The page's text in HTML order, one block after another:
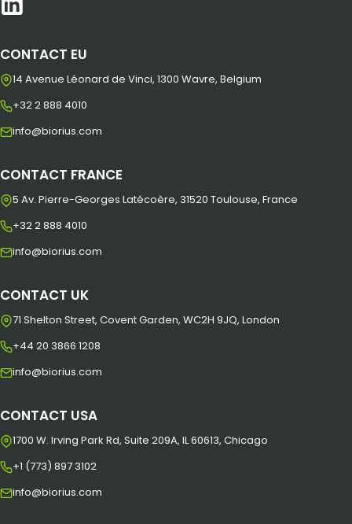
CONTACT EU
14 Avenue Léonard de Vinci, 1300 Wavre, Belgium
+32 2 888 4010
info@biorius.com
CONTACT FRANCE
5 Av. Pierre-Georges Latécoère, 31520 Toulouse, France
+32 2 888 4010
info@biorius.com
CONTACT UK
71 Shelton Street, Covent Garden, WC2H 9JQ, London
+44 20 3866 1208
info@biorius.com
CONTACT USA
1700 W. Irving Park Rd, Suite 209A, IL 60613, Chicago
+1 (773) 897 3102
info@biorius.com